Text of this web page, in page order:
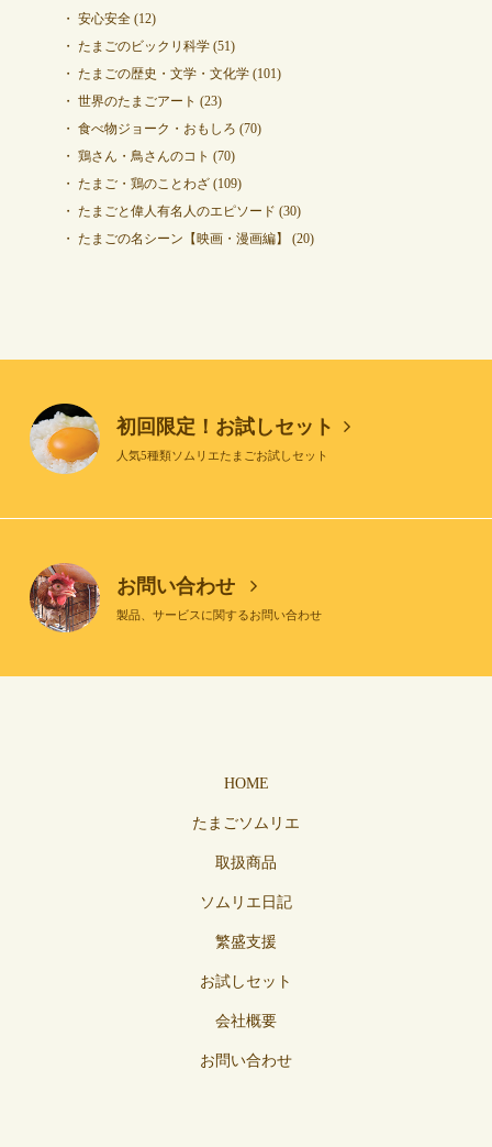
安心安全(12)
たまごのビックリ科学(51)
たまごの歴史・文学・文化学(101)
世界のたまごアート (23)
食べ物ジョーク・おもしろ (70)
鶏さん・鳥さんのコト (70)
たまご・鶏のことわざ(109)
たまごと偉人有名人のエピソード (30)
たまごの名シーン【映画・漫画編】
(20)
初回限定！お試しセット
人気5種類ソムリエたまごお試しセット
お問い合わせ
製品、サービスに関するお問い合わせ
HOME
たまごソムリエ
取扱商品
ソムリエ日記
繁盛支援
お試しセット
会社概要
お問い合わせ